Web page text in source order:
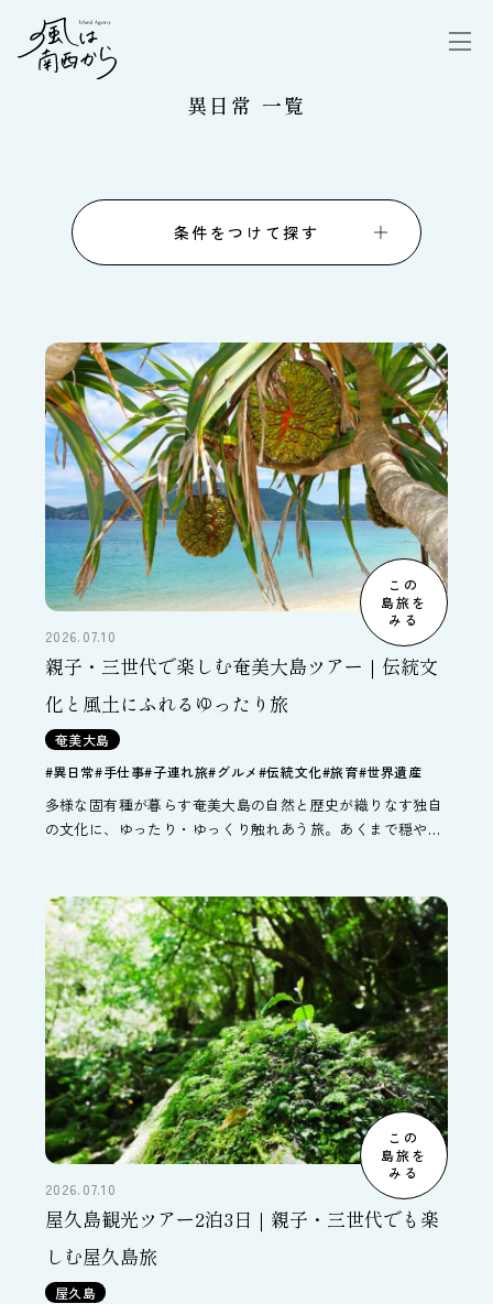
異日常 一覧
条件をつけて探す
この
島旅を
みる
2026.07.10
親子・三世代で楽しむ奄美大島ツアー｜伝統文
化と風土にふれるゆったり旅
奄美大島
#異日常#手仕事#子連れ旅#グルメ#伝統文化#旅育#世界遺産
多様な固有種が暮らす奄美大島の自然と歴史が織りなす独自
の文化に、ゆったり・ゆっくり触れあう旅。あくまで穏やか
おすすめのプランです。
この
島旅を
みる
2026.07.10
屋久島観光ツアー2泊3日｜親子・三世代でも楽
しむ屋久島旅
屋久島